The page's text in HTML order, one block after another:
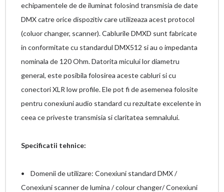
echipamentele de de iluminat folosind transmisia de date
DMX catre orice dispozitiv care utilizeaza acest protocol
(coluor changer, scanner). Cablurile DMXD sunt fabricate
in conformitate cu standardul DMX512 si au o impedanta
nominala de 120 Ohm. Datorita micului lor diametru
general, este posibila folosirea aceste cabluri si cu
conectori XLR low profile. Ele pot fi de asemenea folosite
pentru conexiuni audio standard cu rezultate excelente in
ceea ce priveste transmisia si claritatea semnalului.
Specificatii tehnice:
• Domenii de utilizare: Conexiuni standard DMX /
Conexiuni scanner de lumina / colour changer/ Conexiuni